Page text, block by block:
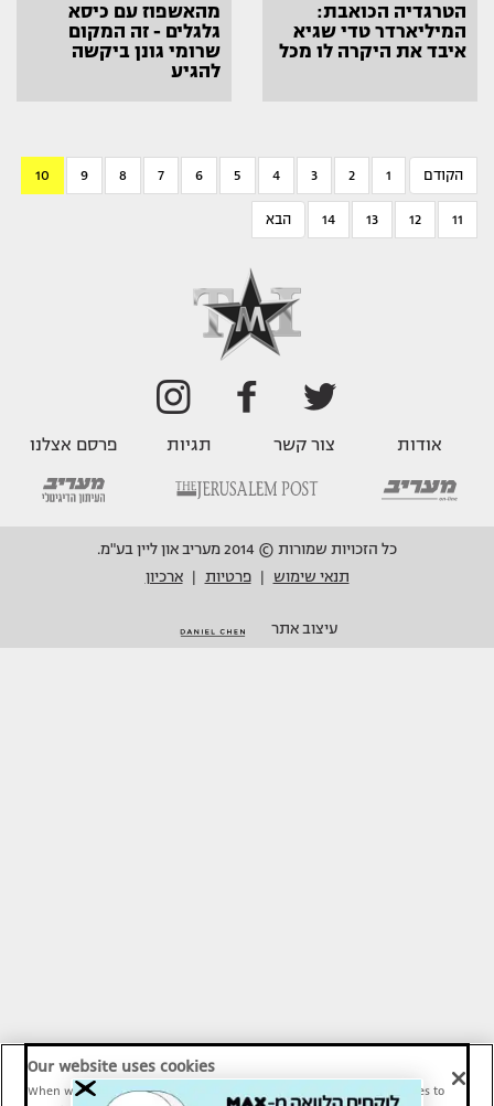
הטרגדיה הכואבת:
המיליארדר טדי שגיא
איבד את היקרה לו מכל
מהאשפוז עם כיסא
גלגלים - זה המקום
שרומי גונן ביקשה
להגיע
הקודם 1
2
3
4
5
6
7
8
9
10
11
12
13
14 הבא
אודות צור קשר תגיות פרסם אצלנו
כל הזכויות שמורות © 2014 מעריב און ליין בע"מ.
תנאי שימוש
פרטיות ארכיון
עיצוב אתר
Our website uses cookies
When we provide Maariv, TMI and Sport1 content online, we use cookies to